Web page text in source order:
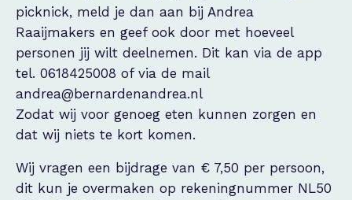
picknick, meld je dan aan bij Andrea
Raaijmakers en geef ook door met hoeveel
personen jij wilt deelnemen. Dit kan via de app
tel. 0618425008 of via de mail
andrea@bernardenandrea.nl
Zodat wij voor genoeg eten kunnen zorgen en
dat wij niets te kort komen.
Wij vragen een bijdrage van € 7,50 per persoon,
dit kun je overmaken op rekeningnummer NL50